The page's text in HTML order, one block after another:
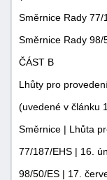
Směrnice Rady 77/
Směrnice Rady 98/
ČÁST B
Lhůty pro
(uvedené v článku
Směrnice | Lhůta
77/187/EHS | 16.
98/50/ES | 17.